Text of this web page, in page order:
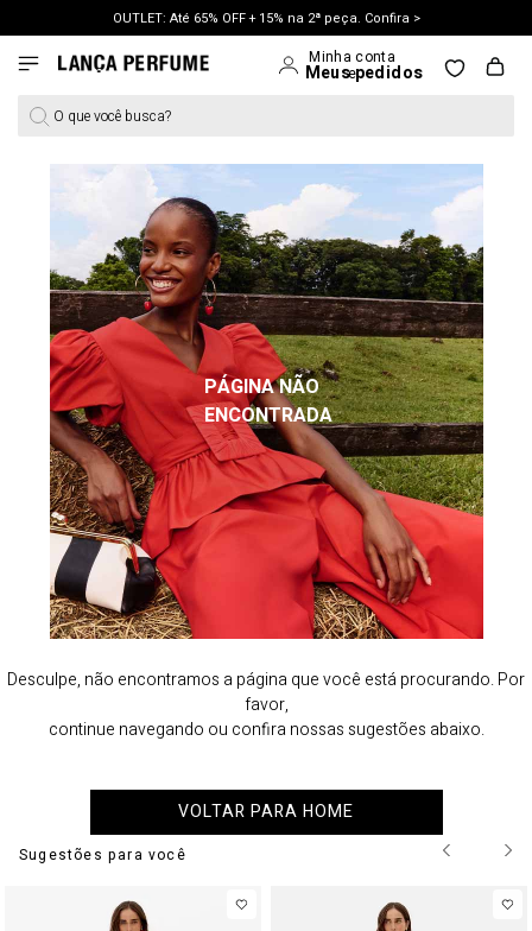
OUTLET: Até 65% OFF + 15% na 2ª peça. Confira >
LANÇAMENTO PRIMAVERA 27. Clique e aproveite.
O que você busca?
PÁGINA NÃO
ENCONTRADA
Desculpe, não encontramos a página que você está procurando. Por
favor,
continue navegando ou confira nossas sugestões abaixo.
VOLTAR PARA HOME
Sugestões para você